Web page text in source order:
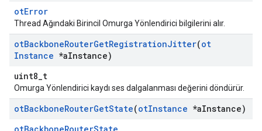
otError
Thread Ağındaki Birincil Omurga Yönlendirici bilgilerini alır.
otBackboneRouterGetRegistrationJitter(ot
Instance *aInstance)
uint8_t
Omurga Yönlendirici kaydı ses dalgalanması değerini döndürür.
otBackboneRouterGetState(otInstance *aInstance)